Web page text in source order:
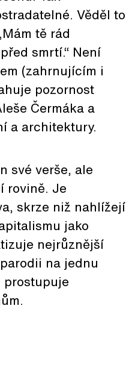
Věděl to
tě rád
smrtí.“ Není
(zahrnujícím i
pozornost
Čermáka a
a architektury.
své verše, ale
rovině. Je
skrze niž nahlížejí
jako
nejrůznější
na jednu
prostupuje